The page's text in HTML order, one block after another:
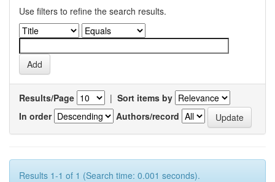
Use filters to refine the search results.
Results/Page | Sort items by
In order
Authors/record
Results 1-1 of 1 (Search time: 0.001 seconds).